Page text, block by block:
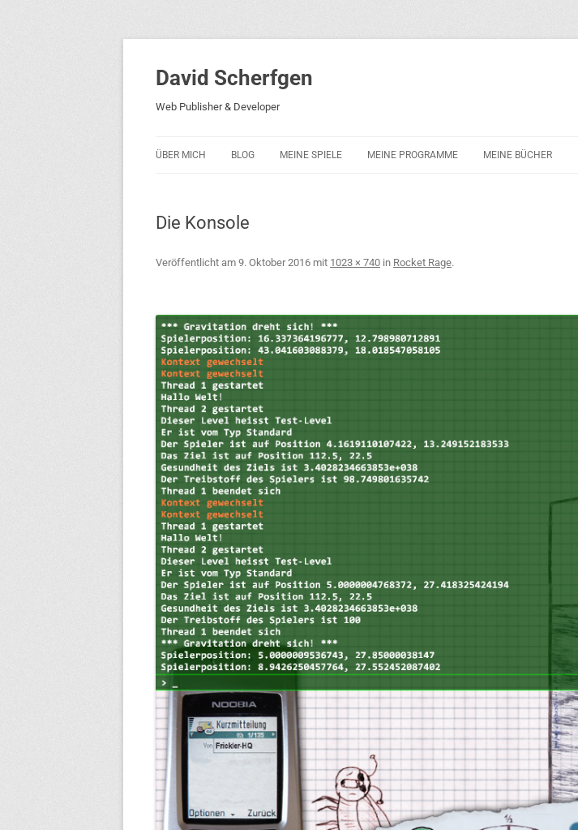
David Scherfgen
Web Publisher & Developer
Inhalt
ÜBER MICH BLOG MEINE SPIELE
ROCKET RAGE
ROLLMORAD — GUHASE 2010
MEINE PROGRAMME MEINE BÜCHER
Die Konsole
Veröffentlicht am 9. Oktober 2016 mit 1023 × 740 in Rocket Rage.